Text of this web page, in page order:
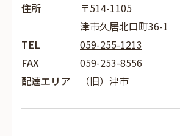
住所
〒514-1105
津市久居北口町36-1
TEL
059-255-1213
FAX
059-253-8556
配達エリア
（旧）津市